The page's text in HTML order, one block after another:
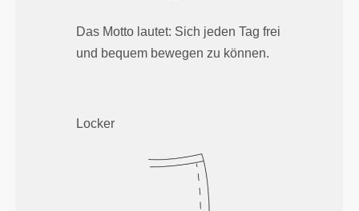
Das Motto lautet: Sich jeden Tag frei
und bequem bewegen zu können.
Locker